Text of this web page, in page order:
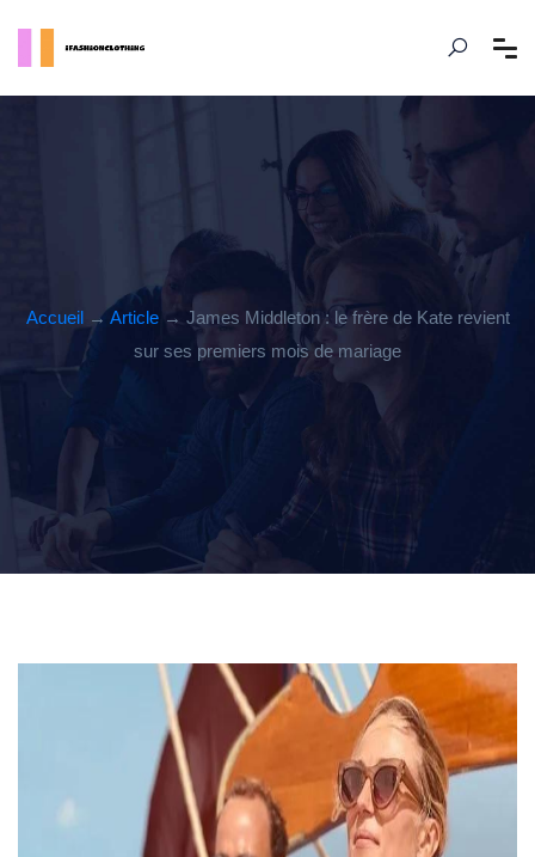
Accueil→Article→ James Middleton : le frère de Kate revient
sur ses premiers mois de mariage